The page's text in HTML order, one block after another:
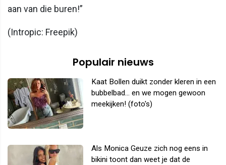
aan van die buren!”
(Intropic: Freepik)
Populair nieuws
Kaat Bollen duikt zonder kleren in een
bubbelbad... en we mogen gewoon
meekijken! (foto's)
Als Monica Geuze zich nog eens in
bikini toont dan weet je dat de